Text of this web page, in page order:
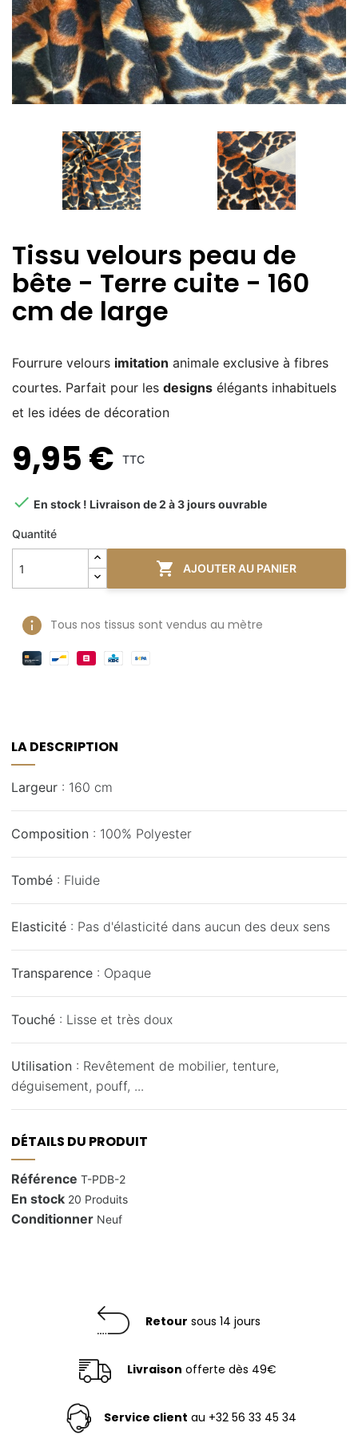
Tissu velours peau de
bête - Terre cuite - 160
cm de large
Fourrure velours imitation animale exclusive à fibres
courtes. Parfait pour les designs élégants inhabituels
et les idées de décoration
9,95 € TTC
 En stock ! Livraison de 2 à 3 jours ouvrable
Quantité
 AJOUTER AU PANIER
Tous nos tissus sont vendus au mètre
LA DESCRIPTION
Largeur : 160 cm
Composition : 100% Polyester
Tombé : Fluide
Elasticité : Pas d'élasticité dans aucun des deux sens
Transparence : Opaque
Touché : Lisse et très doux
Utilisation : Revêtement de mobilier, tenture,
déguisement, pouff, ...
DÉTAILS DU PRODUIT
Référence T-PDB-2
En stock 20 Produits
Conditionner Neuf
Retour sous 14 jours
Livraison offerte dès 49€
Service client au +32 56 33 45 34